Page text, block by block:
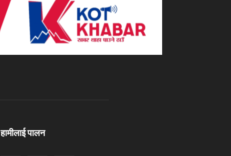
हामीलाई पालन